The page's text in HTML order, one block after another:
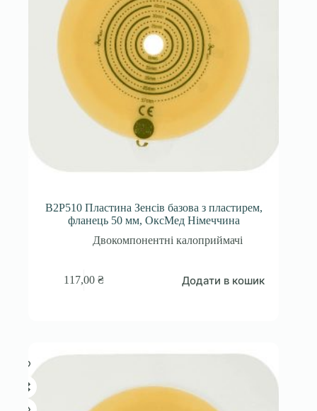
B2P510 Пластина Зенсів базова з пластирем,
фланець 50 мм, ОксМед Німеччина
Двокомпонентні калоприймачі
117,00₴ Додати в кошик